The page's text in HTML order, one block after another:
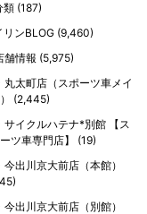
類 (187)
リンBLOG (9,460)
舗情報 (5,975)
丸太町店（スポーツ車メイ
(2,445)
サイクルハテナ*別館 【ス
ツ車専門店】
(19)
今出川京大前店（本館）
今出川京大前店（別館）